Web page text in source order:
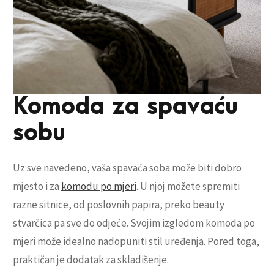
Komoda za spavaću
sobu
Uz sve navedeno, vaša spavaća soba može biti dobro
mjesto i za komodu po mjeri. U njoj možete spremiti
razne sitnice, od poslovnih papira, preko beauty
stvarčica pa sve do odjeće. Svojim izgledom komoda po
mjeri može idealno nadopuniti stil uređenja. Pored toga,
praktičan je dodatak za skladišenje.